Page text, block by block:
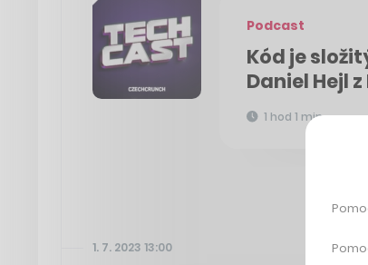
Podcast
Kód je
Daniel Hejl
1 hod 1 min
1. 7. 2023 13:00